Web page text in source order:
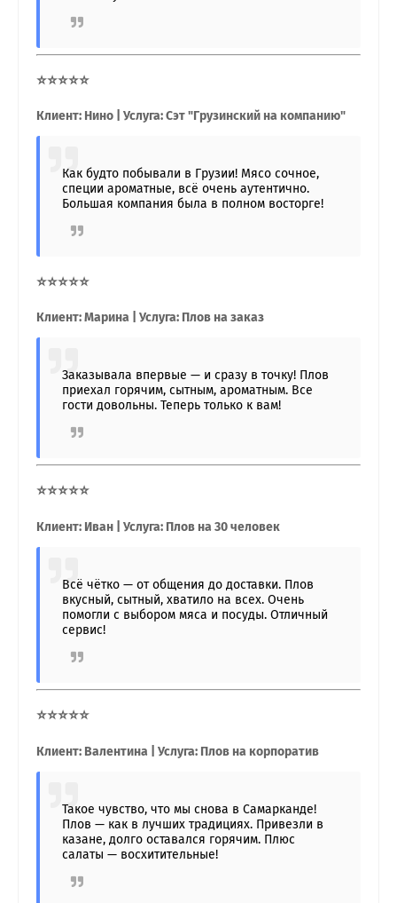
⭐⭐⭐⭐⭐
Клиент: Нино | Услуга: Сэт "Грузинский на компанию"
Как будто побывали в Грузии! Мясо сочное,
специи ароматные, всё очень аутентично.
Большая компания была в полном восторге!
⭐⭐⭐⭐⭐
Клиент: Марина | Услуга: Плов на заказ
Заказывала впервые — и сразу в точку! Плов
приехал горячим, сытным, ароматным. Все
гости довольны. Теперь только к вам!
⭐⭐⭐⭐⭐
Клиент: Иван | Услуга: Плов на 30 человек
Всё чётко — от общения до доставки. Плов
вкусный, сытный, хватило на всех. Очень
помогли с выбором мяса и посуды. Отличный
сервис!
⭐⭐⭐⭐⭐
Клиент: Валентина | Услуга: Плов на корпоратив
Такое чувство, что мы снова в Самарканде!
Плов — как в лучших традициях. Привезли в
казане, долго оставался горячим. Плюс
салаты — восхитительные!